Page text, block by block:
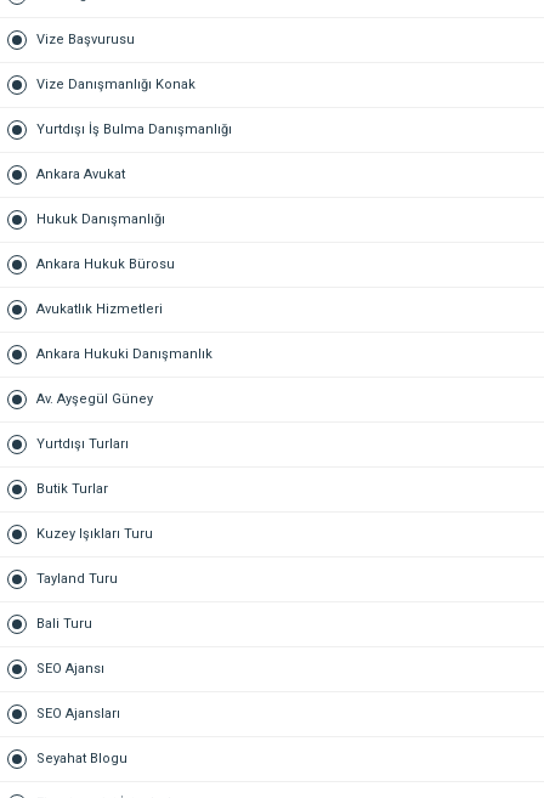
Vize Başvurusu
Vize Danışmanlığı Konak
Yurtdışı İş Bulma Danışmanlığı
Ankara Avukat
Hukuk Danışmanlığı
Ankara Hukuk Bürosu
Avukatlık Hizmetleri
Ankara Hukuki Danışmanlık
Av. Ayşegül Güney
Yurtdışı Turları
Butik Turlar
Kuzey Işıkları Turu
Tayland Turu
Bali Turu
SEO Ajansı
SEO Ajansları
Seyahat Blogu